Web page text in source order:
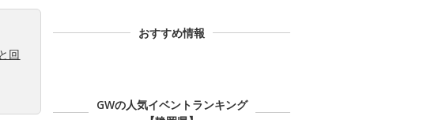
回
おすすめ情報
GWの人気イベントランキング